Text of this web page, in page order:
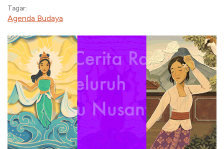
Tagar:
Agenda Budaya